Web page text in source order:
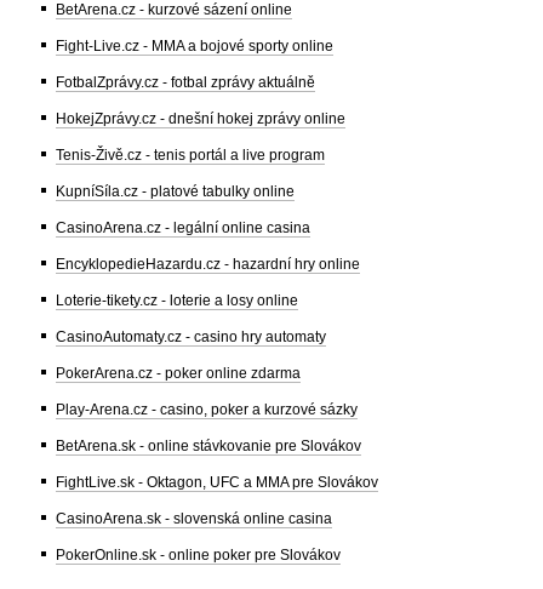
BetArena.cz - kurzové sázení online
Fight-Live.cz - MMA a bojové sporty online
FotbalZprávy.cz - fotbal zprávy aktuálně
HokejZprávy.cz - dnešní hokej zprávy online
Tenis-Živě.cz - tenis portál a live program
KupníSíla.cz - platové tabulky online
CasinoArena.cz - legální online casina
EncyklopedieHazardu.cz - hazardní hry online
Loterie-tikety.cz - loterie a losy online
CasinoAutomaty.cz - casino hry automaty
PokerArena.cz - poker online zdarma
Play-Arena.cz - casino, poker a kurzové sázky
BetArena.sk - online stávkovanie pre Slovákov
FightLive.sk - Oktagon, UFC a MMA pre Slovákov
CasinoArena.sk - slovenská online casina
PokerOnline.sk - online poker pre Slovákov